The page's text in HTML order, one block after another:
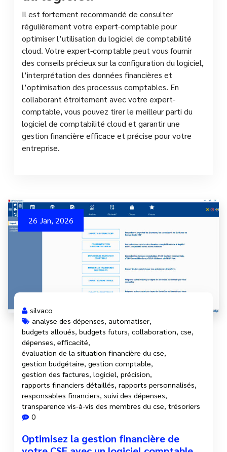
Il est fortement recommandé de consulter
régulièrement votre expert-comptable pour
optimiser l’utilisation du logiciel de comptabilité
cloud. Votre expert-comptable peut vous fournir
des conseils précieux sur la configuration du logiciel,
l’interprétation des données financières et
l’optimisation des processus comptables. En
collaborant étroitement avec votre expert-
comptable, vous pouvez tirer le meilleur parti du
logiciel de comptabilité cloud et garantir une
gestion financière efficace et précise pour votre
entreprise.
26 Jan, 2026
silvaco
analyse des dépenses, automatiser,
budgets alloués, budgets futurs, collaboration, cse,
dépenses, efficacité,
évaluation de la situation financière du cse,
gestion budgétaire, gestion comptable,
gestion des factures, logiciel, précision,
rapports financiers détaillés, rapports personnalisés,
responsables financiers, suivi des dépenses,
transparence vis-à-vis des membres du cse, trésoriers
0
Optimisez la gestion financière de